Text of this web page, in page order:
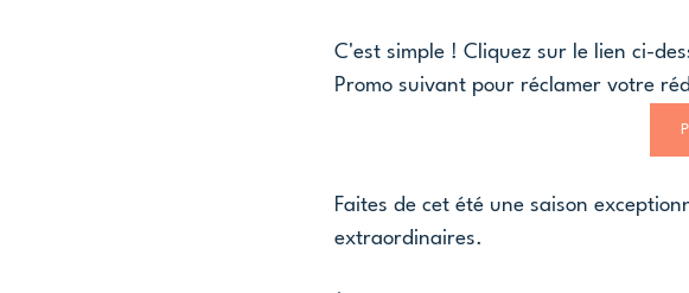
C'est simple ! Cliquez sur le lien ci-
Promo suivant pour réclamer votre
Faites de cet été une saison
extraordinaires.